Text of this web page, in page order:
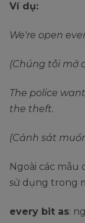
Ví dụ:
We're open
(Chúng tôi mở
The police
the theft.
(Cảnh sát
Ngoài các
sử dụng trong
every bit as: